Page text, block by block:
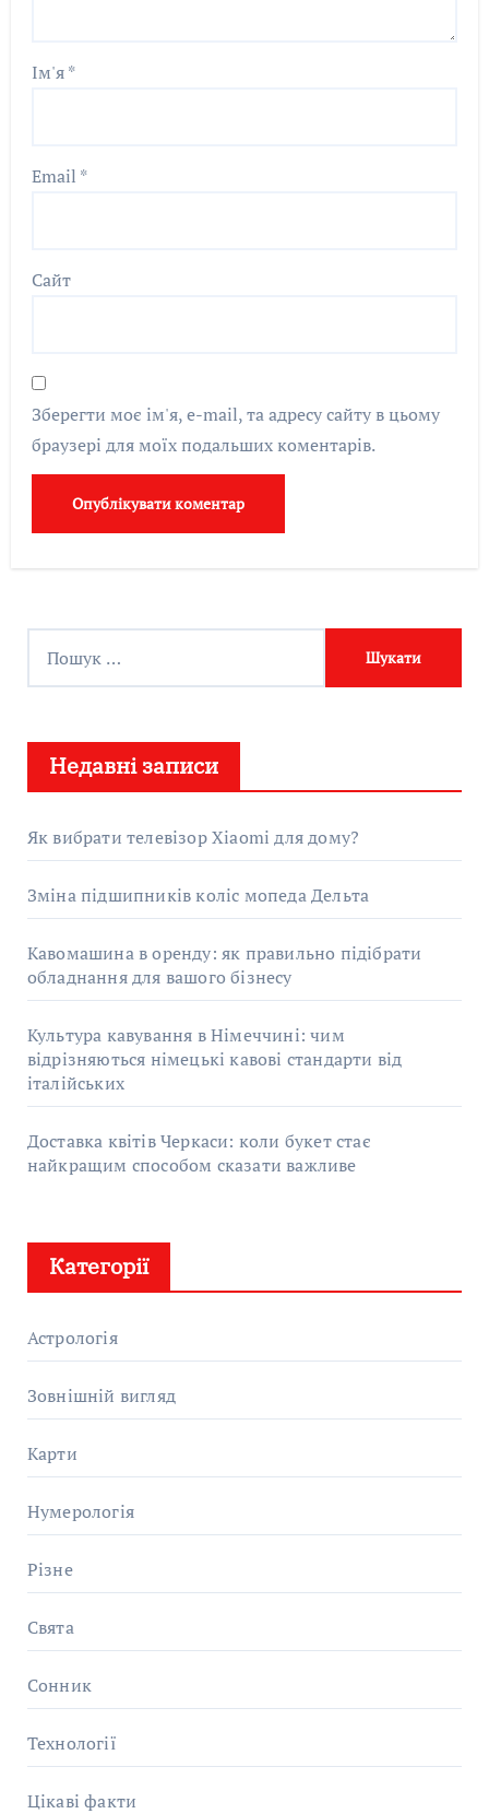
Ім'я*
Email *
Сайт
Зберегти моє ім'я, e-mail, та адресу сайту в цьому
браузері для моїх подальших коментарів.
:
Недавні записи
Як вибрати телевізор Xiaomi для дому?
Зміна підшипників коліс мопеда Дельта
Кавомашина в оренду: як правильно підібрати
обладнання для вашого бізнесу
Культура кавування в Німеччині: чим
відрізняються німецькі кавові стандарти від
італійських
Доставка квітів Черкаси: коли букет стає
найкращим способом сказати важливе
Категорії
Астрологія
Зовнішній вигляд
Карти
Нумерологія
Різне
Свята
Сонник
Технології
Цікаві факти